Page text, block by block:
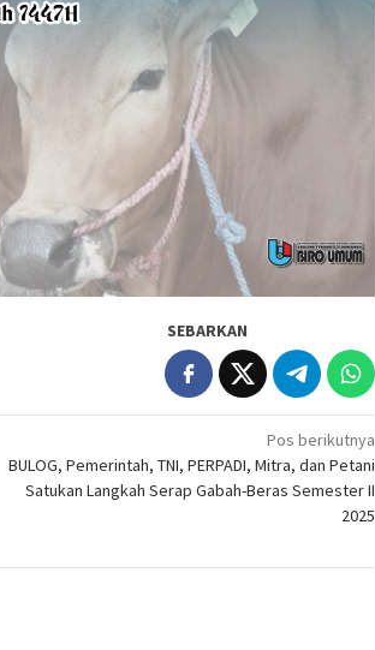
SEBARKAN
Pos berikutnya
BULOG, Pemerintah, TNI, PERPADI, Mitra, dan Petani
Satukan Langkah Serap Gabah-Beras Semester II
2025